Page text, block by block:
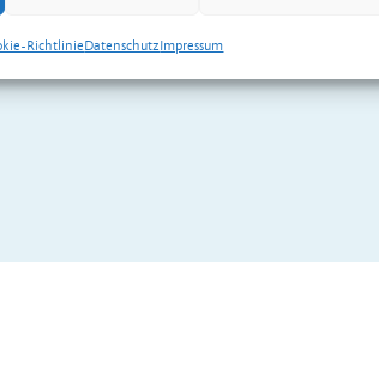
RichtlinieDatenschutzImpressum